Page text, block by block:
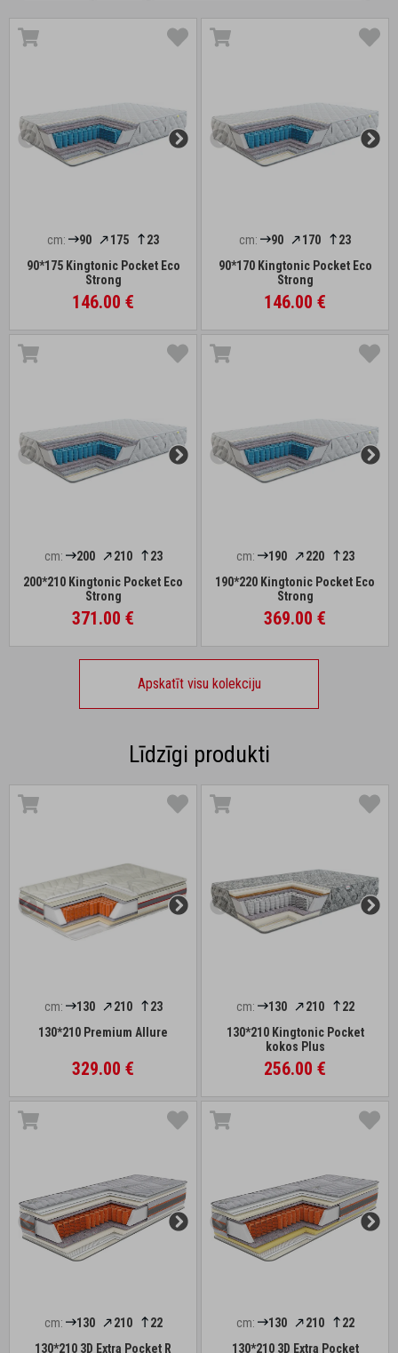
cm: 90 175
23
90*175 Kingtonic Pocket Eco
Strong
146.00 €
cm: 90 170
23
90*170 Kingtonic Pocket Eco
Strong
146.00 €
cm: 200 210
23
200*210 Kingtonic Pocket Eco
Strong
371.00 €
cm: 190 220
23
190*220 Kingtonic Pocket Eco
Strong
369.00 €
Apskatīt visu kolekciju
Līdzīgi produkti
cm: 130 210
23
130*210 Premium Allure
329.00 €
cm: 130 210
22
130*210 Kingtonic Pocket
kokos Plus
256.00 €
cm: 130 210
22
130*210 3D Extra Pocket R
cm: 130 210
22
130*210 3D Extra Pocket